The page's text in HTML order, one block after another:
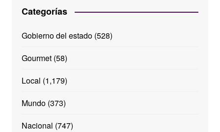
Categorías
Gobierno del estado(528)
Gourmet(58)
Local (1,179)
Mundo(373)
Nacional (747)